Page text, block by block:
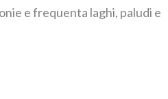
e frequenta laghi, paludi e